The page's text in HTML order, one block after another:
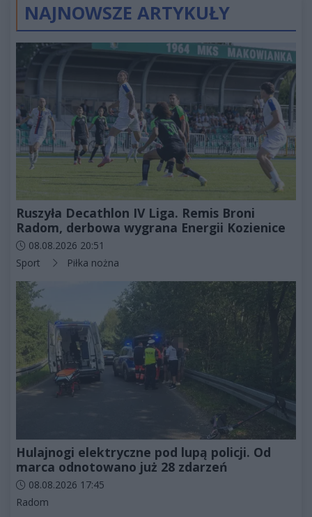
NAJNOWSZE ARTYKUŁY
Ruszyła Decathlon IV Liga. Remis Broni
Radom, derbowa wygrana Energii Kozienice
Data dodania artykułu:
08.08.2026 20:51
Kategorie artykułu:
Sport Piłka nożna
Hulajnogi elektryczne pod lupą policji. Od
marca odnotowano już 28 zdarzeń
Data dodania artykułu:
08.08.2026 17:45
Kategorie artykułu:
Radom